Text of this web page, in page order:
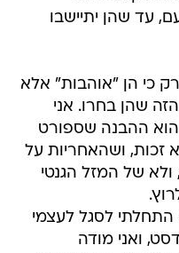
עד שהן יתיישבו
כי הן "אוהבות" אלא
שהן בחרו. אני
הוא ההבנה שספורט
זכות, ושהאחריות על
ולא של המזל הגנטי
התחלתי לסגל לעצמי
ואני מודה